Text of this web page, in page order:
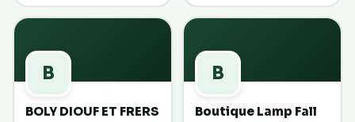
B
BOLY DIOUF ET FRERS
B
Boutique Lamp Fall